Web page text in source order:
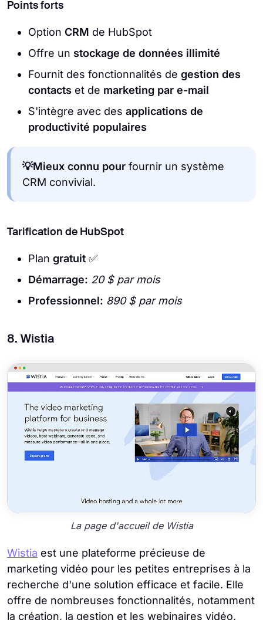
Points forts
Option CRM de HubSpot
Offre un stockage de données illimité
Fournit des fonctionnalités de gestion des
contacts et de marketing par e-mail
S'intègre avec des applications de
productivité populaires
💡Mieux connu pour fournir un système
CRM convivial.
Tarification de HubSpot
Plan gratuit ✅
Démarrage: 20 $ par mois
Professionnel: 890 $ par mois
8. Wistia
La page d'accueil de Wistia
Wistia est une plateforme précieuse de
marketing vidéo pour les petites entreprises à la
recherche d'une solution efficace et facile. Elle
offre de nombreuses fonctionnalités, notamment
la création, la gestion et les webinaires vidéo,